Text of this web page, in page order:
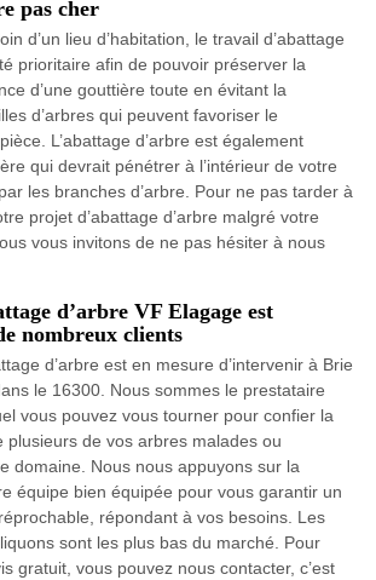
pas cher
d’un lieu d’habitation, le travail d’abattage
prioritaire afin de pouvoir préserver la
d’une gouttière toute en évitant la
d’arbres qui peuvent favoriser le
L’abattage d’arbre est également
qui devrait pénétrer à l’intérieur de votre
les branches d’arbre. Pour ne pas tarder à
projet d’abattage d’arbre malgré votre
vous invitons de ne pas hésiter à nous
d’arbre VF Elagage est
nombreux clients
d’arbre est en mesure d’intervenir à Brie
le 16300. Nous sommes le prestataire
vous pouvez vous tourner pour confier la
plusieurs de vos arbres malades ou
domaine. Nous nous appuyons sur la
équipe bien équipée pour vous garantir un
répondant à vos besoins. Les
sont les plus bas du marché. Pour
gratuit, vous pouvez nous contacter, c’est